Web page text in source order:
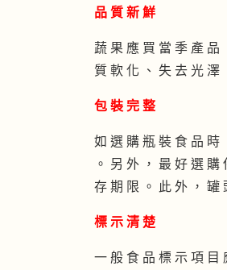
品 質 新 鮮
蔬 果 應 買 當 季 產 品
質 軟 化 、 失 去 光 澤
包 裝 完 整
如 選 購 瓶 裝 食 品 時
。 另 外 ， 最 好 選
存 期 限 。 此 外 ， 罐
標 示 清 楚
一 般 食 品 標 示 項 目